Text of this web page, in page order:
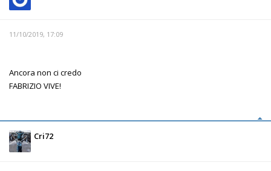
11/10/2019, 17:09
Ancora non ci credo
FABRIZIO VIVE!
Cri72